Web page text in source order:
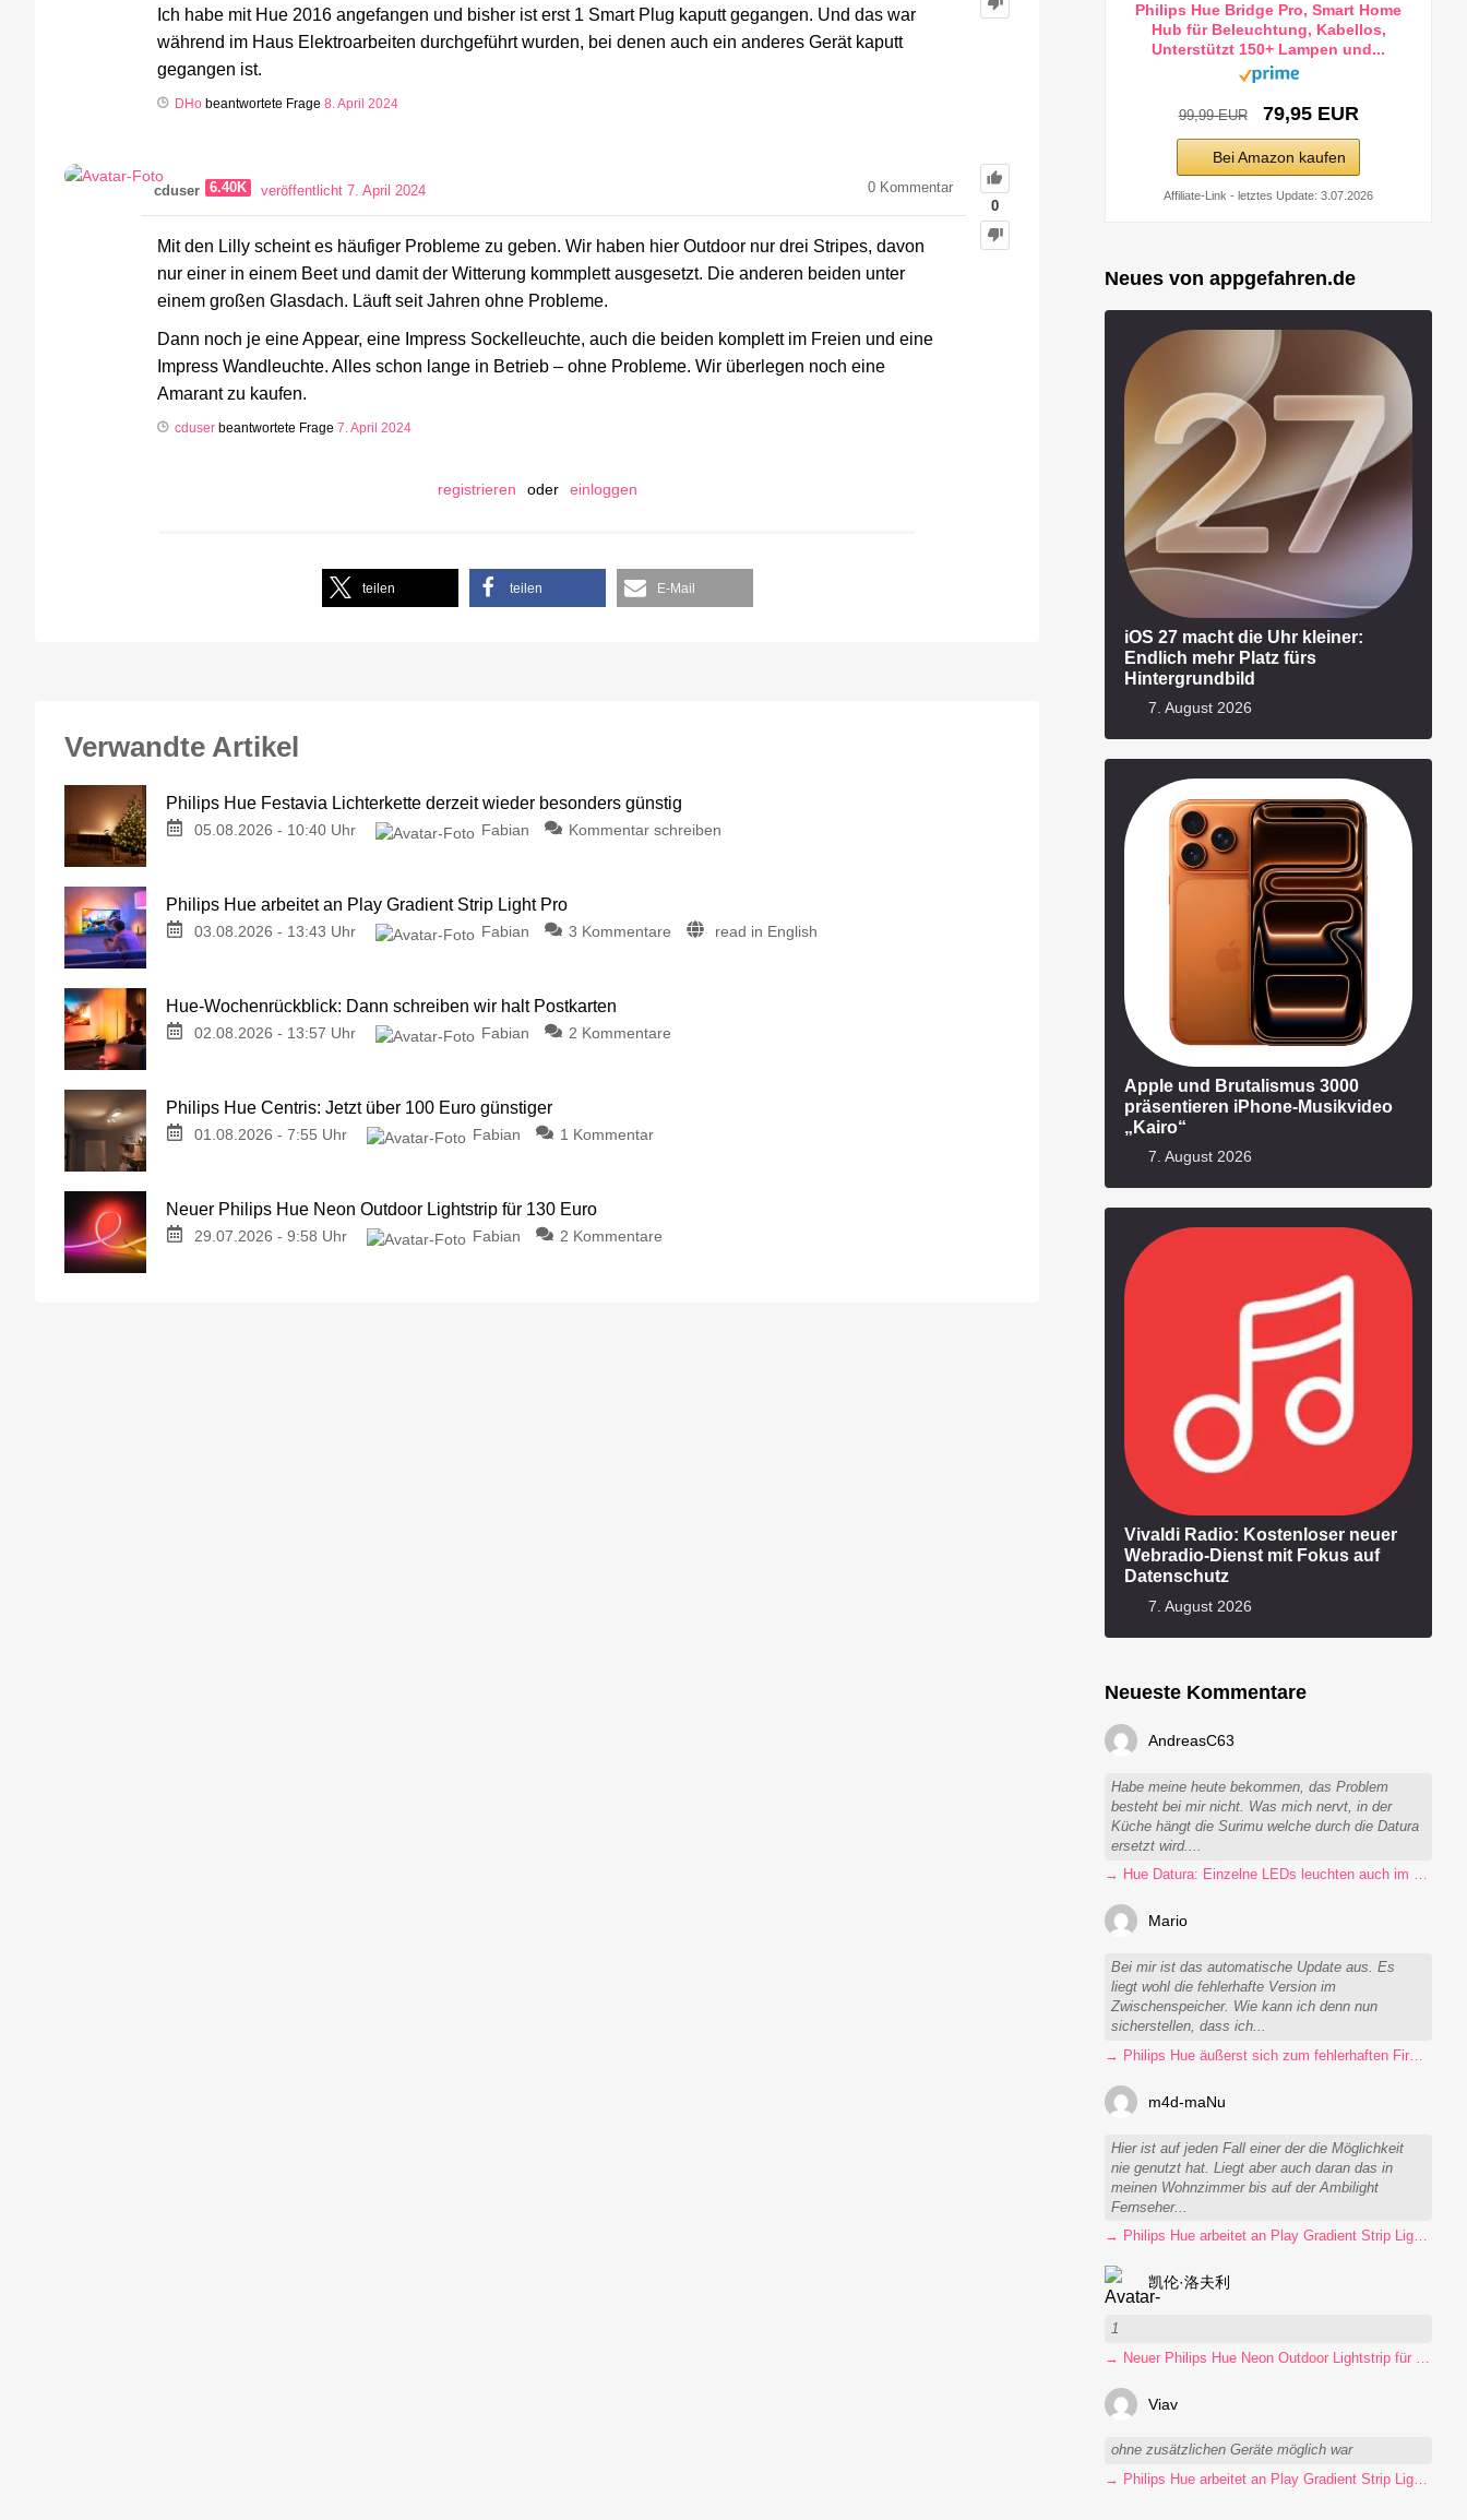
Ich habe mit Hue 2016 angefangen und bisher ist erst 1 Smart Plug kaputt gegangen. Und das war
während im Haus Elektroarbeiten durchgeführt wurden, bei denen auch ein anderes Gerät kaputt
gegangen ist.
DHo beantwortete Frage 8. April 2024
0
cduser 6.40K veröffentlicht 7. April 2024 0 Kommentar
Mit den Lilly scheint es häufiger Probleme zu geben. Wir haben hier Outdoor nur drei Stripes, davon
nur einer in einem Beet und damit der Witterung kommplett ausgesetzt. Die anderen beiden unter
einem großen Glasdach. Läuft seit Jahren ohne Probleme.
Dann noch je eine Appear, eine Impress Sockelleuchte, auch die beiden komplett im Freien und eine
Impress Wandleuchte. Alles schon lange in Betrieb – ohne Probleme. Wir überlegen noch eine
Amarant zu kaufen.
cduser beantwortete Frage 7. April 2024
registrieren oder einloggen
teilen teilen E-Mail
Verwandte Artikel
Philips Hue Festavia Lichterkette derzeit wieder besonders günstig
05.08.2026 - 10:40 Uhr Fabian Kommentar schreiben
Philips Hue arbeitet an Play Gradient Strip Light Pro
03.08.2026 - 13:43 Uhr Fabian 3 Kommentare read in English
Hue-Wochenrückblick: Dann schreiben wir halt Postkarten
02.08.2026 - 13:57 Uhr Fabian 2 Kommentare
Philips Hue Centris: Jetzt über 100 Euro günstiger
01.08.2026 - 7:55 Uhr Fabian 1 Kommentar
Neuer Philips Hue Neon Outdoor Lightstrip für 130 Euro
29.07.2026 - 9:58 Uhr Fabian 2 Kommentare
Philips Hue Bridge Pro, Smart Home
Hub für Beleuchtung, Kabellos,
Unterstützt 150+ Lampen und...
99,99 EUR 79,95 EUR
Bei Amazon kaufen
Affiliate-Link - letztes Update: 3.07.2026
Neues von appgefahren.de
iOS 27 macht die Uhr kleiner:
Endlich mehr Platz fürs
Hintergrundbild
7. August 2026
Apple und Brutalismus 3000
präsentieren iPhone-Musikvideo
„Kairo“
7. August 2026
Vivaldi Radio: Kostenloser neuer
Webradio-Dienst mit Fokus auf
Datenschutz
7. August 2026
Neueste Kommentare
AndreasC63
Habe meine heute bekommen, das Problem
besteht bei mir nicht. Was mich nervt, in der
Küche hängt die Surimu welche durch die Datura
ersetzt wird....
→ Hue Datura: Einzelne LEDs leuchten auch im ausgeschalteten Zustand
Mario
Bei mir ist das automatische Update aus. Es
liegt wohl die fehlerhafte Version im
Zwischenspeicher. Wie kann ich denn nun
sicherstellen, dass ich...
→ Philips Hue äußerst sich zum fehlerhaften Firmware-Update
m4d-maNu
Hier ist auf jeden Fall einer der die Möglichkeit
nie genutzt hat. Liegt aber auch daran das in
meinen Wohnzimmer bis auf der Ambilight
Fernseher...
→ Philips Hue arbeitet an Play Gradient Strip Light Pro
凯伦·洛夫利
1
Viav
ohne zusätzlichen Geräte möglich war
→ Philips Hue arbeitet an Play Gradient Strip Light Pro